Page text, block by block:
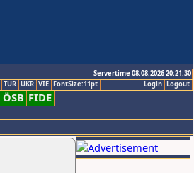
Servertime 08.08.2026 20:21:30
Logout
Login
TUR UKR VIE FontSize:11pt
ÖSB FIDE